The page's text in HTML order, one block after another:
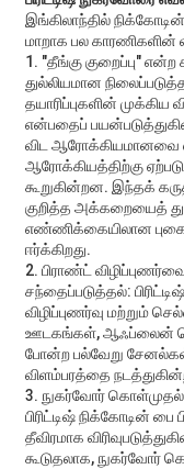
இங்கிலாந்தில்
மாறாக பல காரணிகளின்
1. "தீங்கு குறைப்பு"
துல்லியமான
தயாரிப்புகளின் முக்கிய
என்பதைப்
விட ஆரோக்கியமானவை
ஆரோக்கியத்திற்கு
கூறுகின்றன. இந்தக்
குறித்த அக்கறையைத்
எண்ணிக்கையிலான
ஈர்க்கிறது.
2. பிராண்ட்
சந்தைப்படுத்தல்:
விழிப்புணர்வு மற்றும்
ஊடகங்கள், ஆஃப்லைன்
போன்ற பல்வேறு
விளம்பரத்தை
3. நுகர்வோர்
பிரிட்டிஷ் நிக்கோடின்
தீவிரமாக
கூடுதலாக, நுகர்வோர்